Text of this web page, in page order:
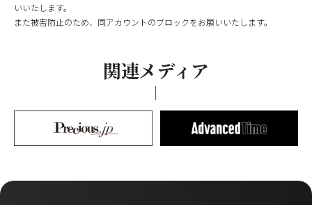
いいたします。
また被害防止のため、同アカウントのブロックをお願いいたします。
関連メディア